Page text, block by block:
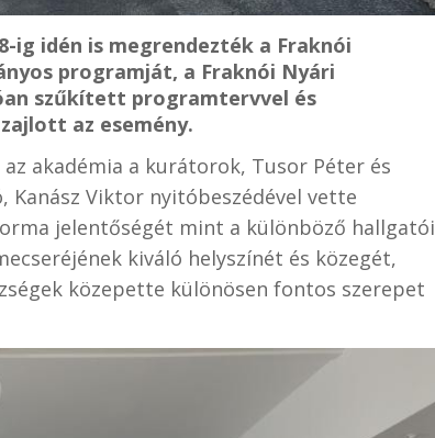
ig idén is megrendezték a Fraknói
programját, a Fraknói Nyári
szűkített programtervvel és
az esemény.
akadémia a kurátorok, Tusor Péter és
Viktor nyitóbeszédével vette
jelentőségét mint a különböző hallgatói
kiváló helyszínét és közegét,
közepette különösen fontos szerepet